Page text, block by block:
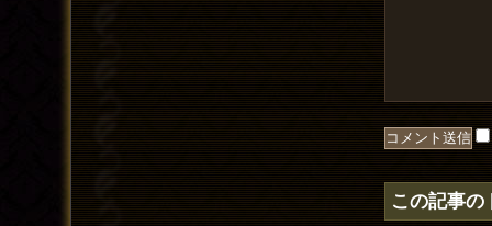
この記事の